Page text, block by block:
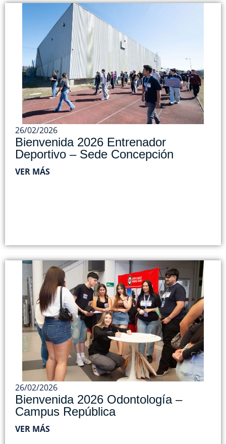
26/02/2026
Bienvenida 2026 Entrenador
Deportivo – Sede Concepción
VER MÁS
26/02/2026
Bienvenida 2026 Odontología –
Campus República
VER MÁS